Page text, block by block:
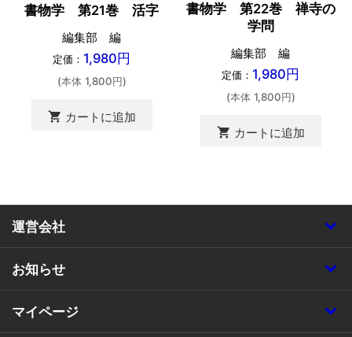
書物学 第21巻 活字
編集部 編
定価： 1,980円
(本体 1,800円)
shopping_cart カートに追加
書物学 第22巻 禅寺の
学問
編集部 編
定価： 1,980円
(本体 1,800円)
shopping_cart カートに追加
運営会社
お知らせ
マイページ